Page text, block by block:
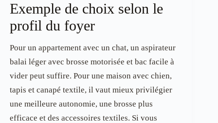
Exemple de choix selon le
profil du foyer
Pour un appartement avec un chat, un aspirateur
balai léger avec brosse motorisée et bac facile à
vider peut suffire. Pour une maison avec chien,
tapis et canapé textile, il vaut mieux privilégier
une meilleure autonomie, une brosse plus
efficace et des accessoires textiles. Si vous